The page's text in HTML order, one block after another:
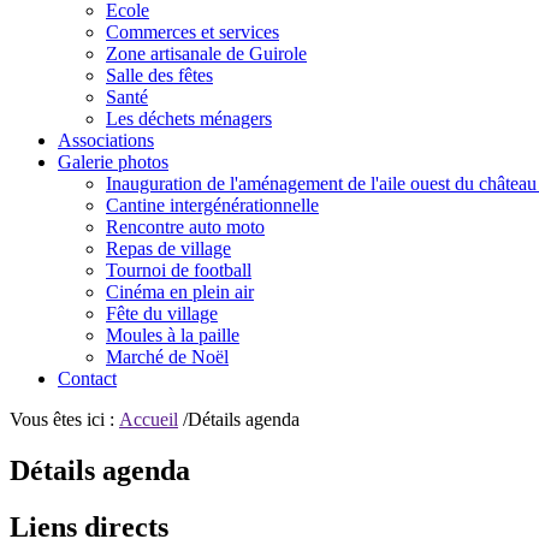
Ecole
Commerces et services
Zone artisanale de Guirole
Salle des fêtes
Santé
Les déchets ménagers
Associations
Galerie photos
Inauguration de l'aménagement de l'aile ouest du
Cantine intergénérationnelle
Rencontre auto moto
Repas de village
Tournoi de football
Cinéma en plein air
Fête du village
Moules à la paille
Marché de Noël
Contact
Vous êtes ici : Accueil /Détails agenda
Détails agenda
Liens directs